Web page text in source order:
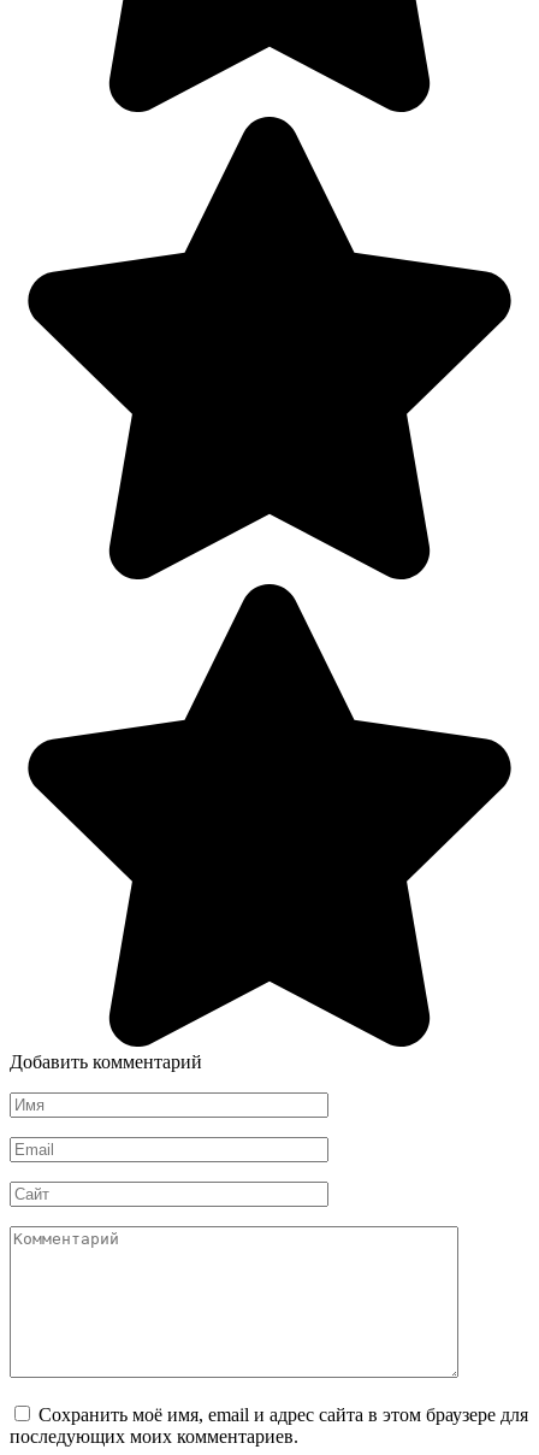
Добавить комментарий
Имя
*
Email
*
Сайт
Комментарий
Сохранить моё имя, email и адрес сайта в этом браузере для
последующих моих комментариев.